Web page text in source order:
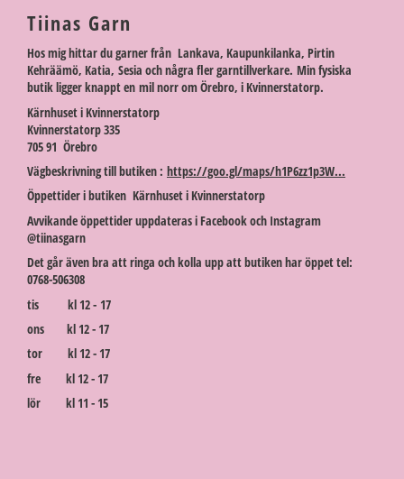
Tiinas Garn
Hos mig hittar du garner från Lankava, Kaupunkilanka, Pirtin
Kehräämö, Katia, Sesia och några fler garntillverkare. Min fysiska
butik ligger knappt en mil norr om Örebro, i Kvinnerstatorp.
Kärnhuset i Kvinnerstatorp
Kvinnerstatorp 335
705 91 Örebro
Vägbeskrivning till butiken : https://goo.gl/maps/h1P6zz1p3W...
Öppettider i butiken Kärnhuset i Kvinnerstatorp
Avvikande öppettider uppdateras i Facebook och Instagram
@tiinasgarn
Det går även bra att ringa och kolla upp att butiken har öppet tel:
0768-506308
tis kl 12 - 17
ons kl 12 - 17
tor kl 12 - 17
fre kl 12 - 17
lör kl 11 - 15